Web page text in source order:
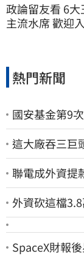
政論留友看 6
主流水席 歡迎
熱門新聞
國安基金第9
這大廠吞三
聯電成外資提
外資砍這檔
SpaceX財報